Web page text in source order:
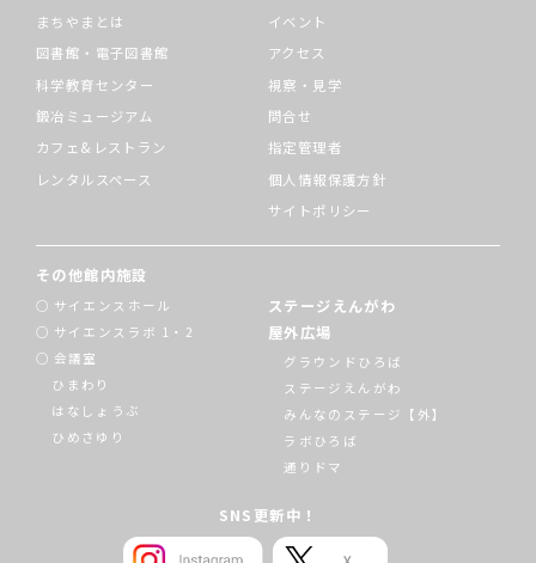
まちやまとは
図書館・電子図書館
科学教育センター
鍛冶ミュージアム
カフェ&レストラン
レンタルスペース
イベント
アクセス
視察・見学
問合せ
指定管理者
個人情報保護方針
サイトポリシー
その他館内施設
サイエンスホール
サイエンスラボ 1・2
会議室
ひまわり
はなしょうぶ
ひめさゆり
ステージえんがわ
屋外広場
グラウンドひろば
ステージえんがわ
みんなのステージ【外】
ラボひろば
通りドマ
SNS更新中！